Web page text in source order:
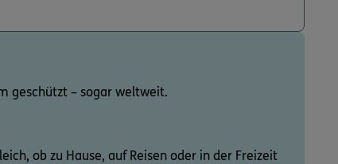
geschützt – sogar weltweit.
ob zu Hause, auf Reisen oder in der Freizeit